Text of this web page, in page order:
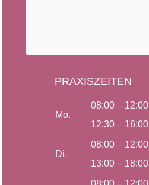
PRAXISZEITEN
Mo.
08:00 – 12:00
12:30 – 16:00
Di.
08:00 – 12:00
13:00 – 18:00